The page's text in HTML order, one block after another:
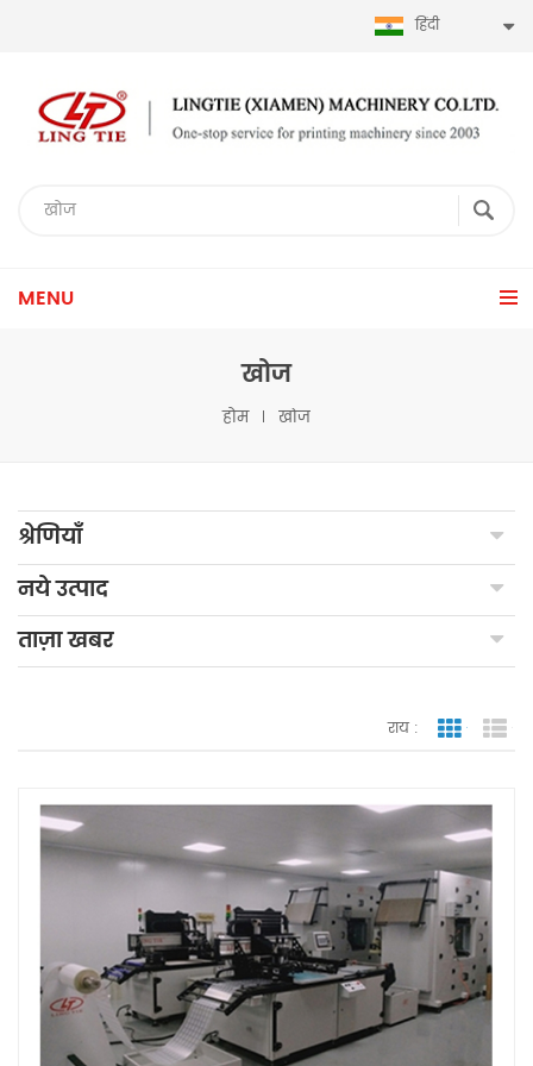
हिंदी
MENU
खोज
होम खोज
श्रेणियाँ
नये उत्पाद
ताज़ा खबर
राय : जाली